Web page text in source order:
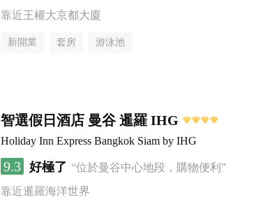
靠近王權大京都大廈
新開業 套房 游泳池
智選假日酒店 曼谷 暹羅 IHG
Holiday Inn Express Bangkok Siam by IHG
9.3 好極了 “位於曼谷中心地段，購物便利”
靠近暹羅海洋世界